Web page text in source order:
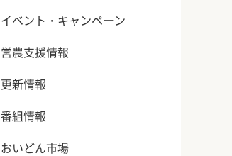
イベント・キャンペーン
営農支援情報
更新情報
番組情報
おいどん市場